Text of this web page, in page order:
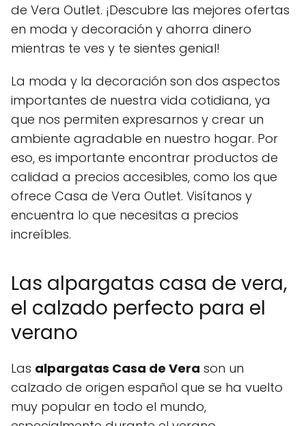
de Vera Outlet. ¡Descubre las mejores ofertas
en moda y decoración y ahorra dinero
mientras te ves y te sientes genial!
La moda y la decoración son dos aspectos
importantes de nuestra vida cotidiana, ya
que nos permiten expresarnos y crear un
ambiente agradable en nuestro hogar. Por
eso, es importante encontrar productos de
calidad a precios accesibles, como los que
ofrece Casa de Vera Outlet. Visítanos y
encuentra lo que necesitas a precios
increíbles.
Las alpargatas casa de vera,
el calzado perfecto para el
verano
Las alpargatas Casa de Vera son un
calzado de origen español que se ha vuelto
muy popular en todo el mundo,